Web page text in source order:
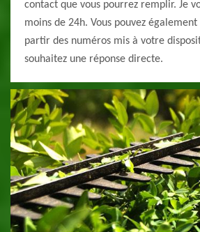
contact que vous pourrez remplir. Je
moins de 24h. Vous pouvez
partir des numéros mis à votre
souhaitez une réponse directe.